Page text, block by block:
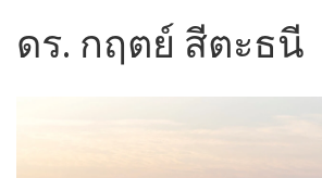
ดร. กฤตย์ สีตะธนี